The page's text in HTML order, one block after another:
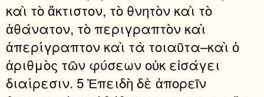
καὶ τὸ ἄκτιστον, τὸ θνητὸν καὶ τὸ
ἀθάνατον, τὸ περιγραπτὸν καὶ
ἀπερίγραπτον καὶ τὰ τοιαῦτα–καὶ ὁ
ἀριθμὸς τῶν φύσεων οὐκ εἰσάγει
διαίρεσιν. 5 Ἐπειδὴ δὲ ἀπορεῖν